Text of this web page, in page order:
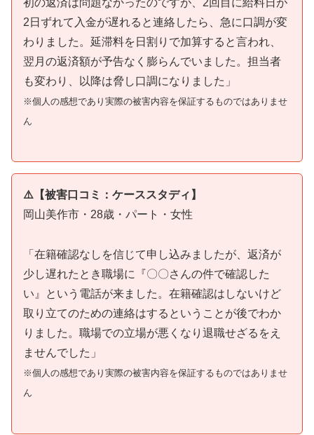
2日ずれて入金が遅れると連絡したら、急に口調が変
わりました。延滞料を日割りで加算すると言われ、
翌月の返済額が予告なく膨らんでいました。担当者
も変わり、以降は脅し口調になりました」
※個人の感想であり実際の被害内容を保証するものではありませ
ん
⚠️【被害口コミ：ケーススタディ】
岡山美作市・28歳・パート・女性
「在籍確認なしを信じて申し込みましたが、返済が
少し遅れたとき職場に『〇〇さんの件で確認した
い』という電話が来ました。在籍確認はしないけど
取り立てのための連絡はするということが後でわか
りました。職場での立場が悪くなり退職せざるをえ
ませんでした」
※個人の感想であり実際の被害内容を保証するものではありませ
ん